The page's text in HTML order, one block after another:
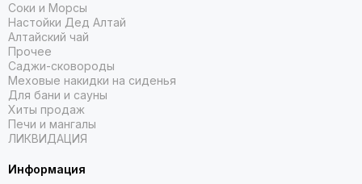
Соки и Морсы
Настойки Дед Алтай
Алтайский чай
Прочее
Саджи-сковороды
Меховые накидки на сиденья
Для бани и сауны
Хиты продаж
Печи и мангалы
ЛИКВИДАЦИЯ
Информация